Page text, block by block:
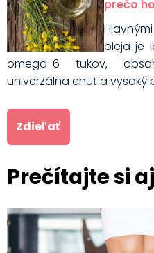
prečo
oleja je
omega-6 tukov,
univerzálna chuť a vysoký
Zdieľať
Prečítajte si aj